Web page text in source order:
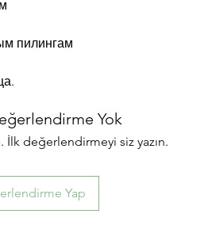
пилингам
Yok
İlk değerlendirmeyi siz yazın.
Yap